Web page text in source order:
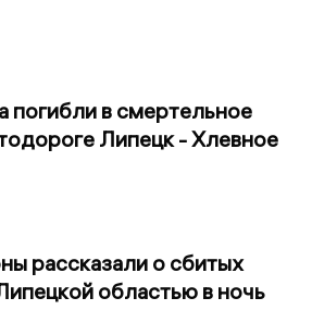
погибли в смертельное
Липецк - Хлевное
рассказали о сбитых
областью в ночь